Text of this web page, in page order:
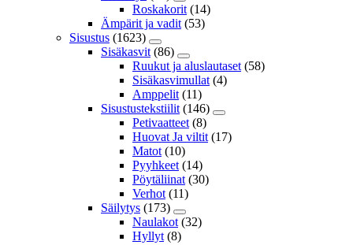
Roskakorit (14)
Ämpärit ja vadit (53)
Sisustus (1623)
Sisäkasvit (86)
Ruukut ja aluslautaset (58)
Sisäkasvimullat (4)
Amppelit (11)
Sisustustekstiilit (146)
Petivaatteet (8)
Huovat Ja viltit (17)
Matot (10)
Pyyhkeet (14)
Pöytäliinat (30)
Verhot (11)
Säilytys (173)
Naulakot (32)
Hyllyt (8)